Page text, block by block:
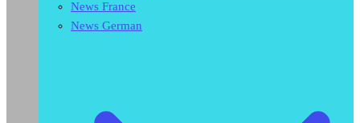
News France
News German